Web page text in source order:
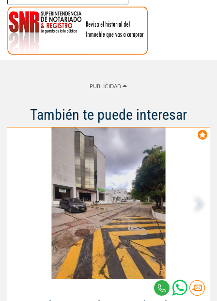
PUBLICIDAD
También te puede interesar